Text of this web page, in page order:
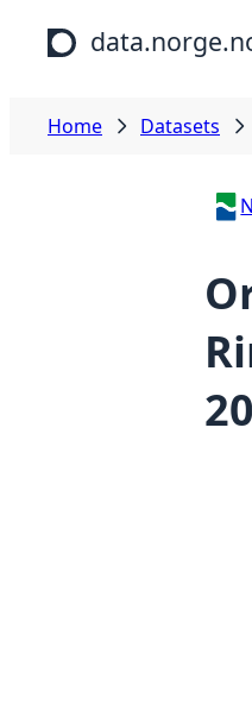
Skip to main content
Home Datasets